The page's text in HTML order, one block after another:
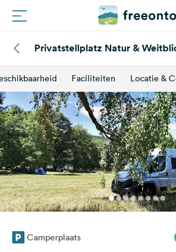
Campings
Magazine
Partners
Registreren
Inloggen
Privatstellplatz Natur &
Faciliteiten Locatie &
Camperplaats